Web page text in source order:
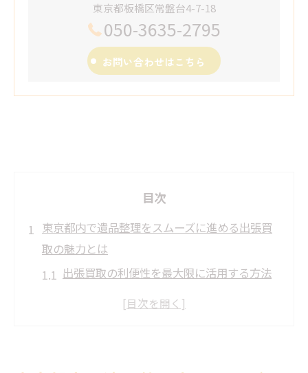
東京都板橋区常盤台4-7-18
050-3635-2795
お問い合わせはこちら
目次
東京都内で遺品整理をスムーズに進める出張買
取の魅力とは
出張買取の利便性を最大限に活用する方法
買取品の評価基準とその重要性
出張買取サービス利用者の声